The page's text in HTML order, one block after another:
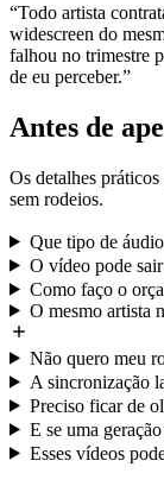
“Todo artista
widescreen do
falhou no trimestre
de eu perceber.”
Antes de
Os detalhes
sem rodeios.
Que tipo de
O vídeo pode
Como faço o
O mesmo artista
Não quero meu
A sincronização
Preciso ficar de
E se uma
Esses vídeos